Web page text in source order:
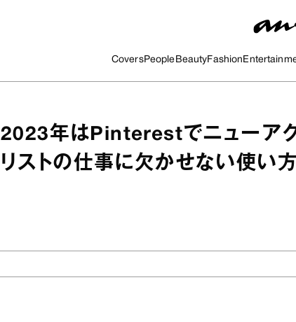
CoversPeople BeautyFashion
2023年はPinterestでニューアク
リストの仕事に欠かせない使い方